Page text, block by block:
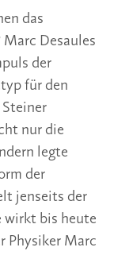
das
Desaules
der
für den
nur die
legte
der
jenseits der
wirkt bis heute
Physiker Marc